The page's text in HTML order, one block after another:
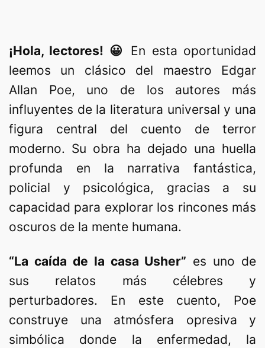
¡Hola, lectores! 😀
En esta oportunidad
leemos un clásico del maestro Edgar
Allan Poe, uno de los autores más
influyentes de la literatura universal y una
figura central del cuento de terror
moderno. Su obra ha dejado una huella
profunda en la narrativa fantástica,
policial y psicológica, gracias a su
capacidad para explorar los rincones más
oscuros de la mente humana.
“La caída de la casa Usher” es uno de
sus relatos más célebres y
perturbadores. En este cuento, Poe
construye una atmósfera opresiva y
simbólica donde la enfermedad, la